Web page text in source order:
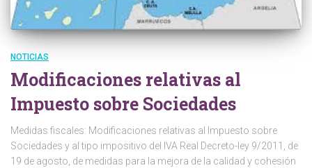
NOTICIAS
Modificaciones relativas al
Impuesto sobre Sociedades
Medidas fiscales: Modificaciones relativas al Impuesto sobre
Sociedades y al tipo impositivo del IVA Real Decreto-ley 9/2011, de
19 de agosto, de medidas para la mejora de la calidad y cohesión